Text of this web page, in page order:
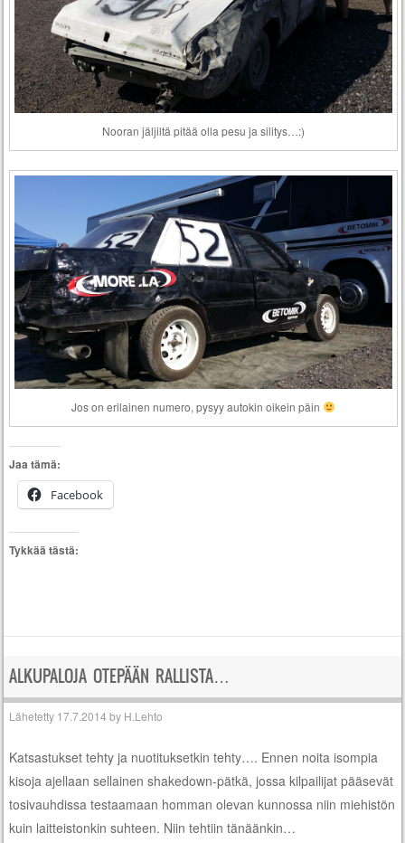
Nooran jäljiltä pitää olla pesu ja silitys…:)
Jos on erilainen numero, pysyy autokin oikein päin
Jaa tämä:
Facebook
Tykkää tästä:
ALKUPALOJA OTEPÄÄN RALLISTA…
Lähetetty 17.7.2014 by H.Lehto
Katsastukset tehty ja nuotituksetkin tehty…. Ennen noita isompia
kisoja ajellaan sellainen shakedown-pätkä, jossa kilpailijat pääsevät
tosivauhdissa testaamaan homman olevan kunnossa niin miehistön
kuin laitteistonkin suhteen. Niin tehtiin tänäänkin…